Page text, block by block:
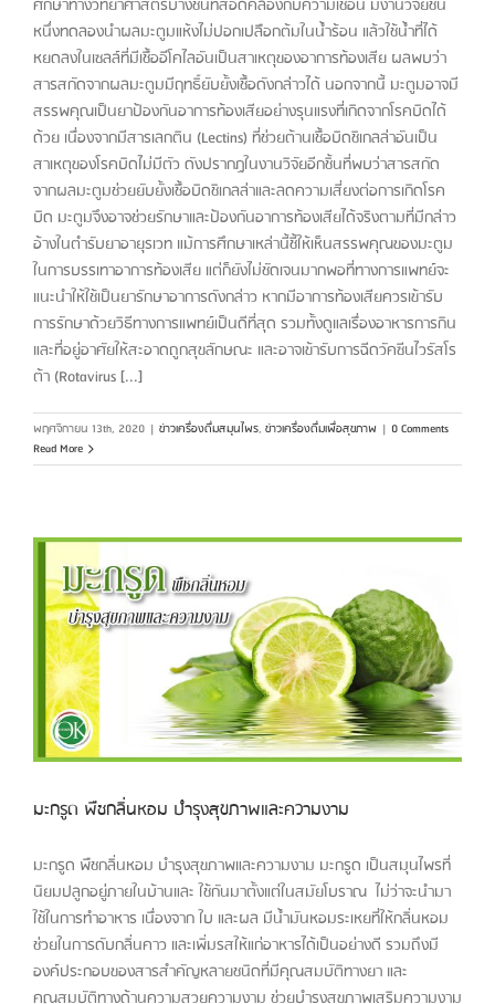
ศึกษาทางวิทยาศาสตร์บางชิ้นที่สอดคล้องกับความเชื่อนี้ มีงานวิจัยชิ้น
หนึ่งทดลองนำผลมะตูมแห้งไม่ปอกเปลือกต้มในน้ำร้อน แล้วใช้น้ำที่ได้
หยดลงในเซลล์ที่มีเชื้ออีโคไลอันเป็นสาเหตุของอาการท้องเสีย ผลพบว่า
สารสกัดจากผลมะตูมมีฤทธิ์ยับยั้งเชื้อดังกล่าวได้ นอกจากนี้ มะตูมอาจมี
สรรพคุณเป็นยาป้องกันอาการท้องเสียอย่างรุนแรงที่เกิดจากโรคบิดได้
ด้วย เนื่องจากมีสารเลกติน (Lectins) ที่ช่วยต้านเชื้อบิดชิเกลล่าอันเป็น
สาเหตุของโรคบิดไม่มีตัว ดังปรากฏในงานวิจัยอีกชิ้นที่พบว่าสารสกัด
จากผลมะตูมช่วยยับยั้งเชื้อบิดชิเกลล่าและลดความเสี่ยงต่อการเกิดโรค
บิด มะตูมจึงอาจช่วยรักษาและป้องกันอาการท้องเสียได้จริงตามที่มีกล่าว
อ้างในตำรับยาอายุรเวท แม้การศึกษาเหล่านี้ชี้ให้เห็นสรรพคุณของมะตูม
ในการบรรเทาอาการท้องเสีย แต่ก็ยังไม่ชัดเจนมากพอที่ทางการแพทย์จะ
แนะนำให้ใช้เป็นยารักษาอาการดังกล่าว หากมีอาการท้องเสียควรเข้ารับ
การรักษาด้วยวิธีทางการแพทย์เป็นดีที่สุด รวมทั้งดูแลเรื่องอาหารการกิน
และที่อยู่อาศัยให้สะอาดถูกสุขลักษณะ และอาจเข้ารับการฉีดวัคซีนไวรัสโร
ต้า (Rotavirus [...]
พฤศจิกายน 13th, 2020 | ข่าวเครื่องดื่มสมุนไพร, ข่าวเครื่องดื่มเพื่อสุขภาพ | 0 Comments
Read More
มะกรูด พืชกลิ่นหอม บำรุงสุขภาพและความงาม
มะกรูด พืชกลิ่นหอม บำรุงสุขภาพและความงาม มะกรูด เป็นสมุนไพรที่
นิยมปลูกอยู่ภายในบ้านและ ใช้กันมาตั้งแต่ในสมัยโบราณ ไม่ว่าจะนำมา
ใช้ในการทำอาหาร เนื่องจาก ใบ และผล มีน้ำมันหอมระเหยที่ให้กลิ่นหอม
ช่วยในการดับกลิ่นคาว และเพิ่มรสให้แก่อาหารได้เป็นอย่างดี รวมถึงมี
องค์ประกอบของสารสำคัญหลายชนิดที่มีคุณสมบัติทางยา และ
คุณสมบัติทางด้านความสวยความงาม ช่วยบำรุงสุขภาพเสริมความงาม